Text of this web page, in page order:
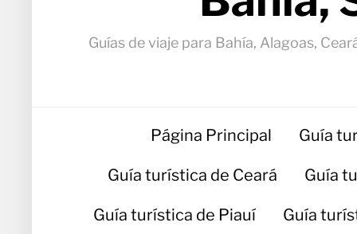
Guías de viaje para Bahía, Alagoas,
Página Principal Guía
Guía turística de Ceará Guía
Guía turística de Piauí Guía